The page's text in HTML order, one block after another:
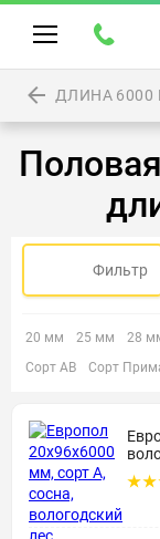
ДЛИНА 6000
Фильтр
20 мм 25 мм 28
Сорт АВ
Сорт